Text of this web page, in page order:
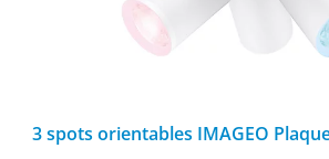
3 spots orientables IMAGEO